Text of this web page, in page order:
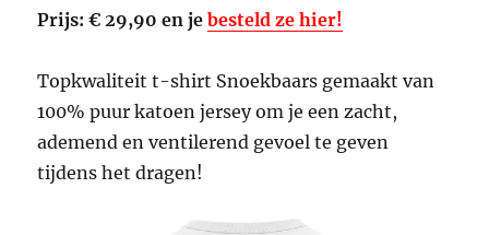
Prijs: € 29,90 en jebesteld ze hier!
Topkwaliteit t-shirt Snoekbaars gemaakt van
100% puur katoen jersey om je een zacht,
ademend en ventilerend gevoel te geven
tijdens het dragen!